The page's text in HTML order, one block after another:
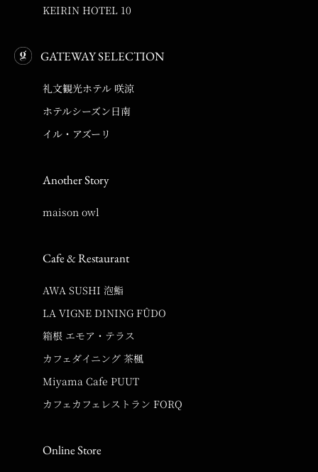
KEIRIN HOTEL 10
GATEWAY SELECTION
礼文観光ホテル 咲涼
ホテルシーズン日南
イル・アズーリ
Another Story
maison owl
Cafe & Restaurant
AWA SUSHI 泡鮨
LA VIGNE DINING FÛDO
箱根 エモア・テラス
カフェダイニング 茶楓
Miyama Cafe PUUT
カフェカフェレストラン FORQ
Online Store